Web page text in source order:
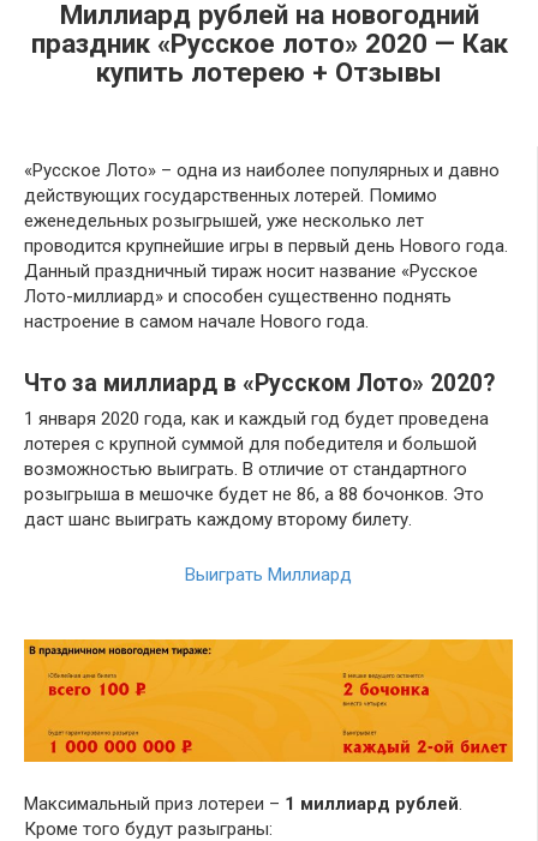
Миллиард рублей на новогодний
праздник «Русское лото» 2020 — Как
купить лотерею + Отзывы
«Русское Лото» – одна из наиболее популярных и давно
действующих государственных лотерей. Помимо
еженедельных розыгрышей, уже несколько лет
проводится крупнейшие игры в первый день Нового года.
Данный праздничный тираж носит название «Русское
Лото-миллиард» и способен существенно поднять
настроение в самом начале Нового года.
Что за миллиард в «Русском Лото» 2020?
1 января 2020 года, как и каждый год будет проведена
лотерея с крупной суммой для победителя и большой
возможностью выиграть. В отличие от стандартного
розыгрыша в мешочке будет не 86, а 88 бочонков. Это
даст шанс выиграть каждому второму билету.
Выиграть Миллиард
Максимальный приз лотереи – 1 миллиард рублей.
Кроме того будут разыграны: